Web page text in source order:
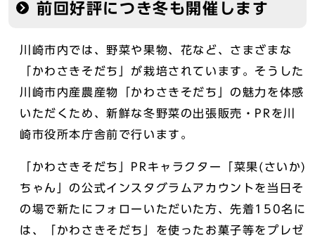
前回好評につき冬も開催します
川崎市内では、野菜や果物、花など、さまざまな
「かわさきそだち」が栽培されています。そうした
川崎市内産農産物「かわさきそだち」の魅力を体感
いただくため、新鮮な冬野菜の出張販売・PRを川
崎市役所本庁舎前で行います。
「かわさきそだち」PRキャラクター「菜果(さいか)
ちゃん」の公式インスタグラムアカウントを当日そ
の場で新たにフォローいただいた方、先着150名に
は、「かわさきそだち」を使ったお菓子等をプレゼ